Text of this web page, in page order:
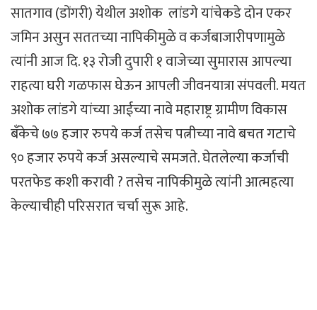
सातगाव (डोंगरी) येथील अशोक लांडगे यांचेकडे दोन एकर
जमिन असुन सततच्या नापिकीमुळे व कर्जबाजारीपणामुळे
त्यांनी आज दि. १३ रोजी दुपारी १ वाजेच्या सुमारास आपल्या
राहत्या घरी गळफास घेऊन आपली जीवनयात्रा संपवली. मयत
अशोक लांडगे यांच्या आईच्या नावे महाराष्ट्र ग्रामीण विकास
बँकेचे ७७ हजार रुपये कर्ज तसेच पत्नीच्या नावे बचत गटाचे
९० हजार रुपये कर्ज असल्याचे समजते. घेतलेल्या कर्जाची
परतफेड कशी करावी ? तसेच नापिकीमुळे त्यांनी आत्महत्या
केल्याचीही परिसरात चर्चा सुरू आहे.